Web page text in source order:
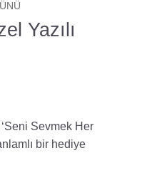
Yazılı
Sevmek Her
bir hediye